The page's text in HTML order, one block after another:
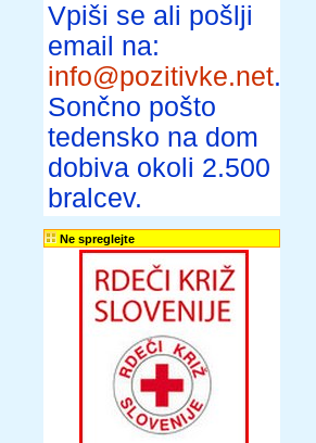
Vpiši se ali pošlji
email na:
info@pozitivke.net.
Sončno pošto
tedensko na dom
dobiva okoli 2.500
bralcev.
Ne spreglejte